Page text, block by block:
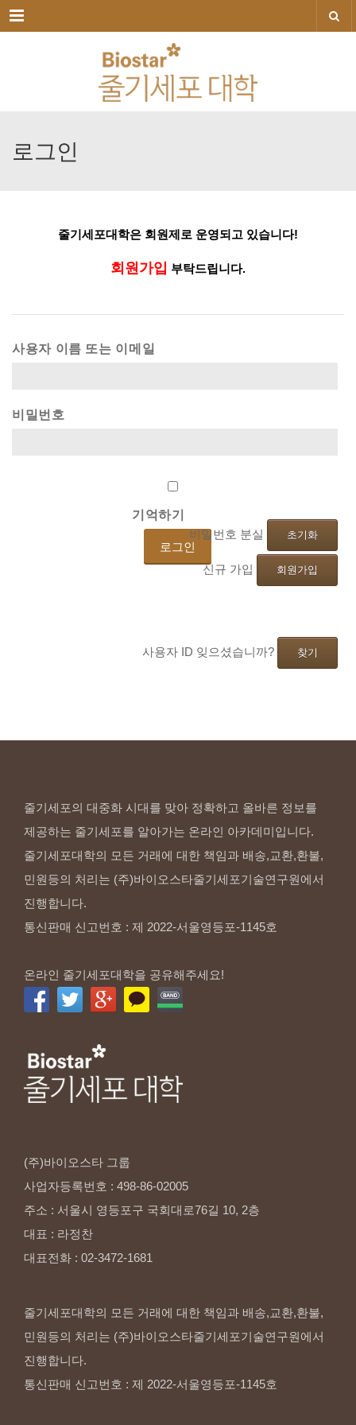
메뉴
로그인
줄기세포대학은 회원제로 운영되고 있습니다!
회원가입 부탁드립니다.
사용자 이름 또는 이메일
비밀번호
기억하기
비밀번호 분실 초기화
신규 가입 회원가입
사용자 ID 잊으셨습니까? 찾기
줄기세포의 대중화 시대를 맞아 정확하고 올바른 정보를
제공하는 줄기세포를 알아가는 온라인 아카데미입니다.
줄기세포대학의 모든 거래에 대한 책임과 배송,교환,환불,
민원등의 처리는 (주)바이오스타줄기세포기술연구원에서
진행합니다.
통신판매 신고번호 : 제 2022-서울영등포-1145호
온라인 줄기세포대학을 공유해주세요!
(주)바이오스타 그룹
사업자등록번호 : 498-86-02005
주소 : 서울시 영등포구 국회대로76길 10, 2층
대표 : 라정찬
대표전화 : 02-3472-1681
줄기세포대학의 모든 거래에 대한 책임과 배송,교환,환불,
민원등의 처리는 (주)바이오스타줄기세포기술연구원에서
진행합니다.
통신판매 신고번호 : 제 2022-서울영등포-1145호